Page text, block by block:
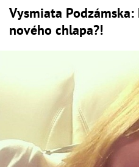
Vysmiata
nového chlapa?!